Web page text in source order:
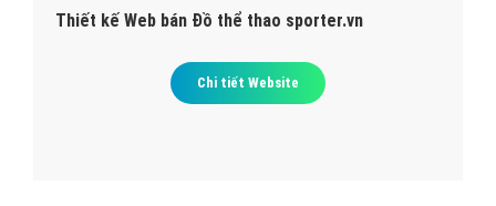
Thiết kế Web bán Đồ thể thao sporter.vn
Chi tiết Website